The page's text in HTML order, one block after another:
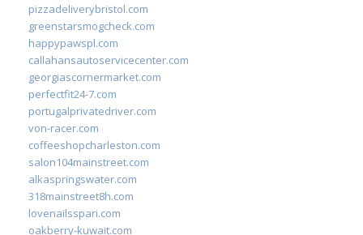
pizzadeliverybristol.com
greenstarsmogcheck.com
happypawspl.com
callahansautoservicecenter.com
georgiascornermarket.com
perfectfit24-7.com
portugalprivatedriver.com
von-racer.com
coffeeshopcharleston.com
salon104mainstreet.com
alkaspringswater.com
318mainstreet8h.com
lovenailsspari.com
oakberry-kuwait.com